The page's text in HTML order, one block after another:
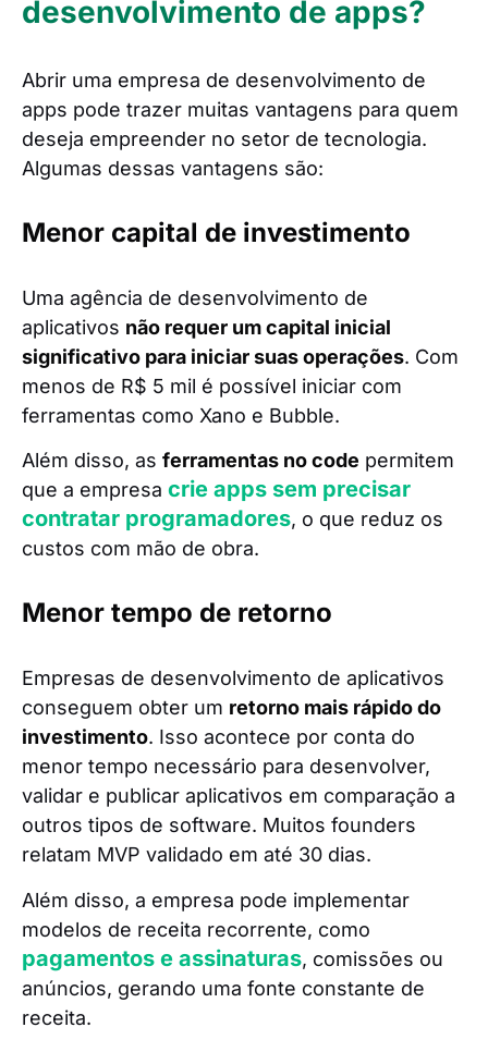
desenvolvimento de apps?
Abrir uma empresa de desenvolvimento de
apps pode trazer muitas vantagens para quem
deseja empreender no setor de tecnologia.
Algumas dessas vantagens são:
Menor capital de investimento
Uma agência de desenvolvimento de
aplicativos não requer um capital inicial
significativo para iniciar suas operações. Com
menos de R$ 5 mil é possível iniciar com
ferramentas como Xano e Bubble.
Além disso, as ferramentas no code permitem
que a empresa crie apps sem precisar
contratar programadores, o que reduz os
custos com mão de obra.
Menor tempo de retorno
Empresas de desenvolvimento de aplicativos
conseguem obter um retorno mais rápido do
investimento. Isso acontece por conta do
menor tempo necessário para desenvolver,
validar e publicar aplicativos em comparação a
outros tipos de software. Muitos founders
relatam MVP validado em até 30 dias.
Além disso, a empresa pode implementar
modelos de receita recorrente, como
pagamentos e assinaturas, comissões ou
anúncios, gerando uma fonte constante de
receita.